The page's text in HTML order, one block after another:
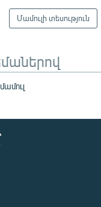
Մամուլի տեսություն